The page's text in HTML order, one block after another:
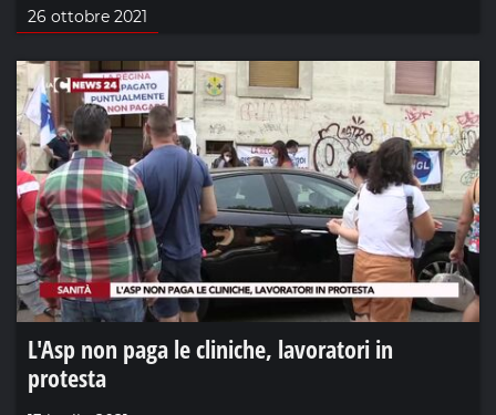
26 ottobre 2021
L'Asp non paga le cliniche, lavoratori in
protesta